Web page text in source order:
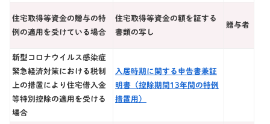
住宅取得等資金の贈与の特
例の適用を受けている場合
住宅取得等資金の額を証する
書類の写し
贈与者
新型コロナウイルス感染症
緊急経済対策における税制
上の措置により住宅借入金
等特別控除の適用を受ける
場合
入居時期に関する申告書兼証
明書（控除期間13年間の特例
措置用）